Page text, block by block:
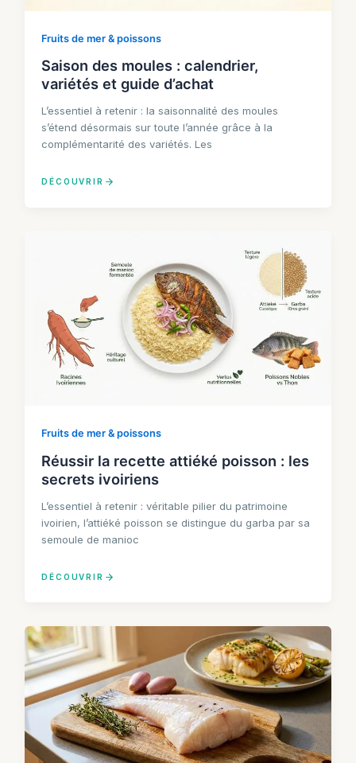
Fruits de mer & poissons
Saison des moules : calendrier,
variétés et guide d’achat
L’essentiel à retenir : la saisonnalité des moules
s’étend désormais sur toute l’année grâce à la
complémentarité des variétés. Les
DÉCOUVRIR
Fruits de mer & poissons
Réussir la recette attiéké poisson : les
secrets ivoiriens
L’essentiel à retenir : véritable pilier du patrimoine
ivoirien, l’attiéké poisson se distingue du garba par sa
semoule de manioc
DÉCOUVRIR